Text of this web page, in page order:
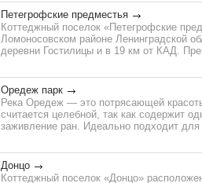
Петегрофские предместья
Коттеджный поселок «Петегрофские
Ломоносовском районе Ленинградской
деревни Гостилицы и в 19 км от КАД.
Оредеж парк
Река Оредеж — это потрясающей
считается целебной, так как содержит
заживление ран. Идеально подходит
Донцо
Коттеджный поселок «Донцо»